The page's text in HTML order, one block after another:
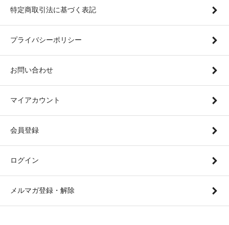
特定商取引法に基づく表記
プライバシーポリシー
お問い合わせ
マイアカウント
会員登録
ログイン
メルマガ登録・解除